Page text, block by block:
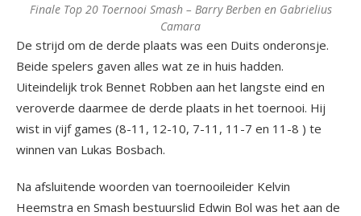
Finale Top 20 Toernooi Smash – Barry Berben en Gabrielius
Camara
De strijd om de derde plaats was een Duits onderonsje.
Beide spelers gaven alles wat ze in huis hadden.
Uiteindelijk trok Bennet Robben aan het langste eind en
veroverde daarmee de derde plaats in het toernooi. Hij
wist in vijf games (8-11, 12-10, 7-11, 11-7 en 11-8 ) te
winnen van Lukas Bosbach.
Na afsluitende woorden van toernooileider Kelvin
Heemstra en Smash bestuurslid Edwin Bol was het aan de